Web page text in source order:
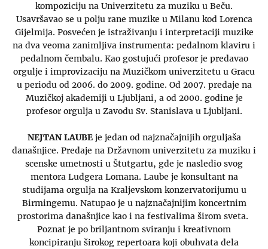
kompoziciju na Univerzitetu za muziku u Beču.
Usavršavao se u polju rane muzike u Milanu kod Lorenca
Gijelmija. Posvećen je istraživanju i interpretaciji muzike
na dva veoma zanimljiva instrumenta: pedalnom klaviru i
pedalnom čembalu. Kao gostujući profesor je predavao
orgulje i improvizaciju na Muzičkom univerzitetu u Gracu
u periodu od 2006. do 2009. godine. Od 2007. predaje na
Muzičkoj akademiji u Ljubljani, a od 2000. godine je
profesor orgulja u Zavodu Sv. Stanislava u Ljubljani.
NEJTAN LAUBEje jedan od najznačajnijih orguljaša
današnjice. Predaje na Državnom univerzitetu za muziku i
scenske umetnosti u Štutgartu, gde je nasledio svog
mentora Ludgera Lomana. Laube je konsultant na
studijama orgulja na Kraljevskom konzervatorijumu u
Birmingemu. Natupao je u najznačajnijim koncertnim
prostorima današnjice kao i na festivalima širom sveta.
Poznat je po briljantnom sviranju i kreativnom
koncipiranju širokog repertoara koji obuhvata dela